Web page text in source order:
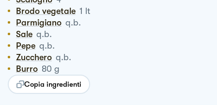
Brodo vegetale 1 lt
Parmigiano q.b.
Sale q.b.
Pepe q.b.
Zucchero q.b.
Burro 80 g
Copia ingredienti